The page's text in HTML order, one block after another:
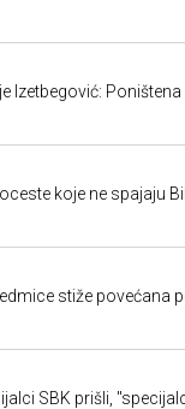
Izetbegović:
koje ne spajaju
stiže povećana
SBK prišli,